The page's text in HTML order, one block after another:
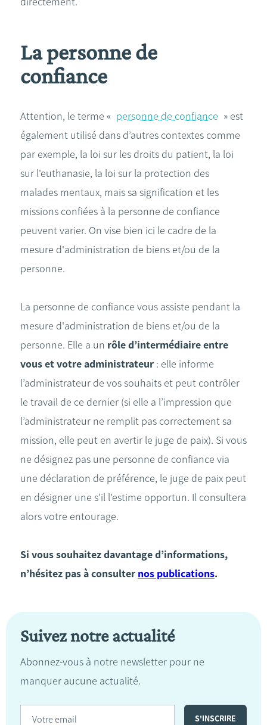
La personne de
confiance
Attention, le terme « personne de confiance » est
également utilisé dans d’autres contextes comme
par exemple, la loi sur les droits du patient, la loi
sur l'euthanasie, la loi sur la protection des
malades mentaux, mais sa signification et les
missions confiées à la personne de confiance
peuvent varier. On vise bien ici le cadre de la
mesure d'administration de biens et/ou de la
personne.
La personne de confiance vous assiste pendant la
mesure d'administration de biens et/ou de la
personne. Elle a un rôle d’intermédiaire entre
vous et votre administrateur : elle informe
l’administrateur de vos souhaits et peut contrôler
le travail de ce dernier (si elle a l’impression que
l’administrateur ne remplit pas correctement sa
mission, elle peut en avertir le juge de paix). Si vous
ne désignez pas une personne de confiance via
une déclaration de préférence, le juge de paix peut
en désigner une s’il l’estime opportun. Il consultera
alors votre entourage.
Si vous souhaitez davantage d’informations,
n’hésitez pas à consulter nos publications.
Suivez notre actualité
Abonnez-vous à notre newsletter pour ne
manquer aucune actualité.